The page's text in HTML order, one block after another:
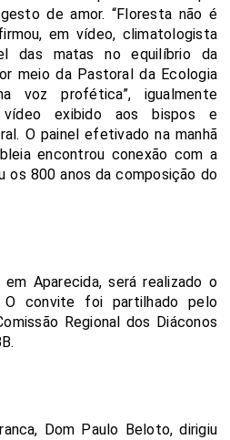
de amor. “Floresta não é
em vídeo, climatologista
das matas no equilíbrio da
meio da Pastoral da Ecologia
voz profética”, igualmente
vídeo exibido aos bispos e
O painel efetivado na manhã
encontrou conexão com a
os 800 anos da composição do
Aparecida, será realizado o
O convite foi partilhado pelo
Regional dos Diáconos
Dom Paulo Beloto, dirigiu